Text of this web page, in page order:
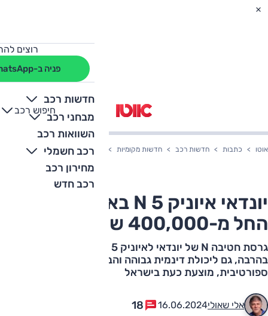
רוצים
פניה ב-WhatsApp
חדשות רכב
מבחני רכב
השוואות רכב
רכב חשמלי
מחירון רכב
רכב חדש
חיפוש רכב
+
-
אוטו כתבות חדשות רכב חדשות מקומיות יונדאי איוניק 5 N בארץ – מחיר החל מ-400,000 שקלים
יונדאי איוניק 5 N בארץ – מחיר
החל מ-400,000 שקלים
בהרבה, גם ליכולת דינמית גבוהה והבטחה להנאה מנהיגה
ספורטיבית, מוצעת כעת בישראל
אלי שאולי16.06.2024
18